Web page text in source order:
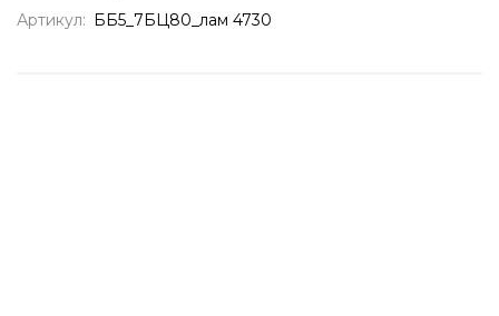
Артикул: ББ5_7БЦ80_лам 4730